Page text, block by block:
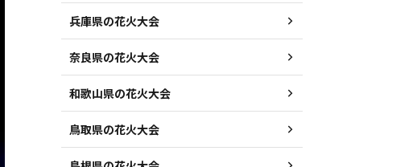
兵庫県の花火大会
奈良県の花火大会
和歌山県の花火大会
鳥取県の花火大会